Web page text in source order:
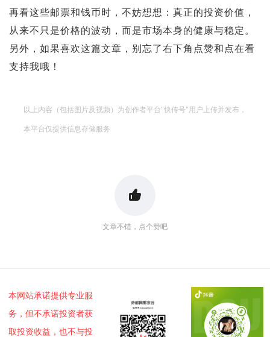
再看这些邮票和钱币时，不妨想想：真正的投资价值，
从来不只是价格的波动，而是市场本身的健康与稳定。
另外，如果喜欢这篇文章，别忘了右下角点赞和点在看
支持我哦！
以上内容（包括图片及视频）为创作者平台"快传号"用户上传并发布，
本平台仅提供信息存储服务
文章不错，点个赞吧
本网站承诺提供专业服
务，但不承诺投资者获
取投资收益，也不与投